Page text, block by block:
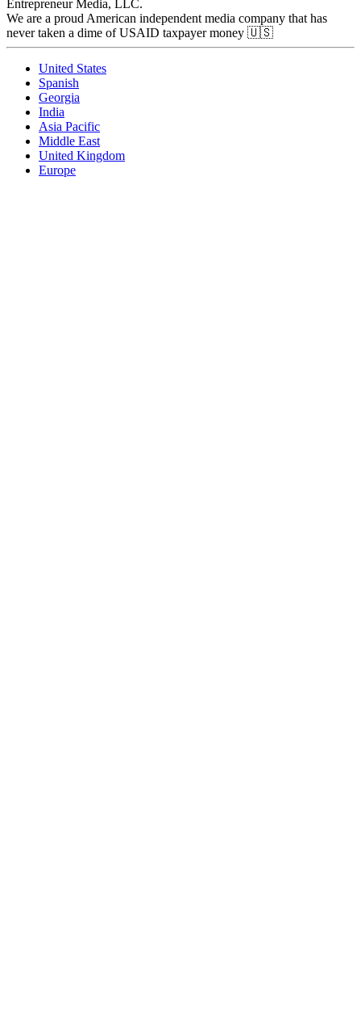
Entrepreneur Media, LLC.
We are a proud American independent media company that has
never taken a dime of USAID taxpayer money 🇺🇸
United States
Spanish
Georgia
India
Asia Pacific
Middle East
United Kingdom
Europe